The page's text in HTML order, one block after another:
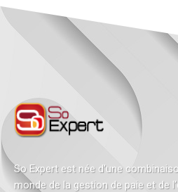
So Expert est née d’une
monde de la gestion de paie et de